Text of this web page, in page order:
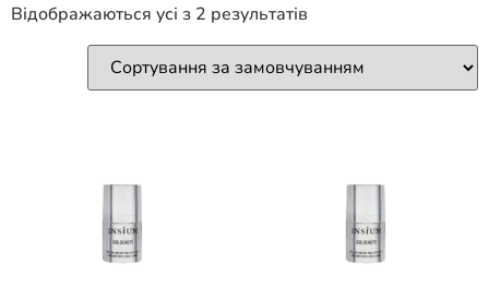
Відображаються усі з 2 результатів